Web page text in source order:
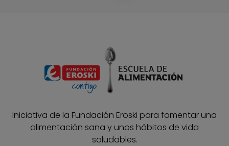
Iniciativa de la Fundación Eroski para fomentar una
alimentación sana y unos hábitos de vida
saludables.